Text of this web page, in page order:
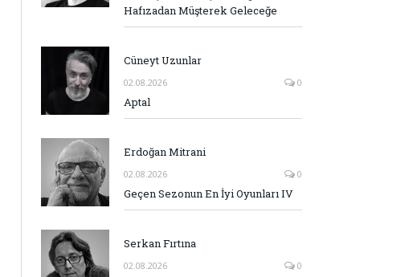
Hafızadan Müşterek Geleceğe
Cüneyt Uzunlar
02.08.2026 0
Aptal
Erdoğan Mitrani
02.08.2026 0
Geçen Sezonun En İyi Oyunları IV
Serkan Fırtına
02.08.2026 0